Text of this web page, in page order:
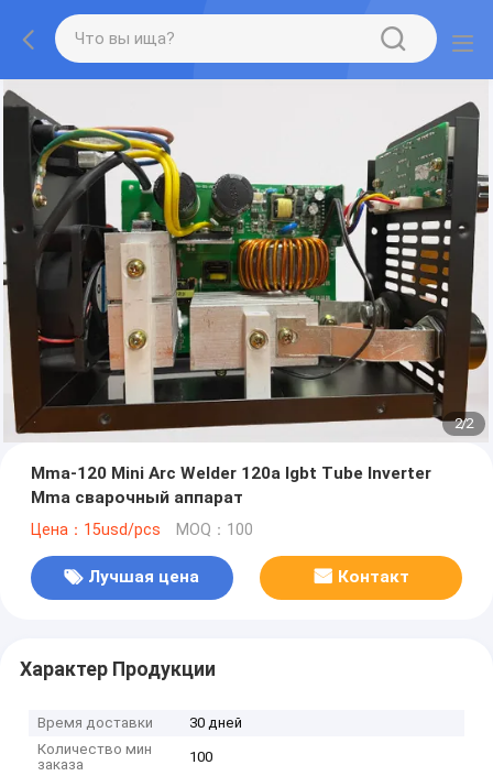
2/2
Mma-120 Mini Arc Welder 120a Igbt Tube Inverter
Mma сварочный аппарат
Цена：15usd/pcs MOQ：100
Лучшая цена Контакт
Характер Продукции
Время доставки
30 дней
Количество мин
заказа
100